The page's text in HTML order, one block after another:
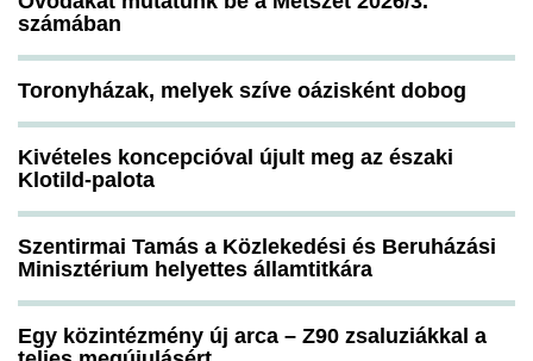
számában
Toronyházak, melyek szíve oázisként dobog
Kivételes koncepcióval újult meg az északi
Klotild-palota
Szentirmai Tamás a Közlekedési és Beruházási
Minisztérium helyettes államtitkára
Egy közintézmény új arca – Z90 zsaluziákkal a